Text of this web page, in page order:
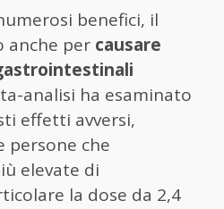
benefici, il
anche per causare
analisi ha esaminato
effetti avversi,
persone che
elevate di
la dose da 2,4